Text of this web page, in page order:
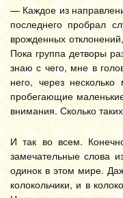
— Каждое из
последнего пробрал
врожденных
Пока группа детворы
знаю с чего, мне в
него, через
пробегающие
внимания. Сколько
И так во всем.
замечательные слова
одинок в этом мире.
колокольчики, и в